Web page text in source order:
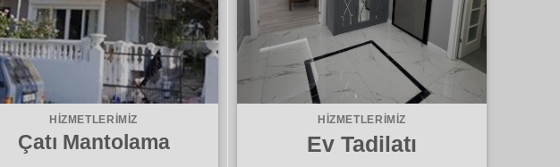
HIZMETLERIMIZ
Çatı Mantolama
HIZMETLERIMIZ
Ev Tadilatı